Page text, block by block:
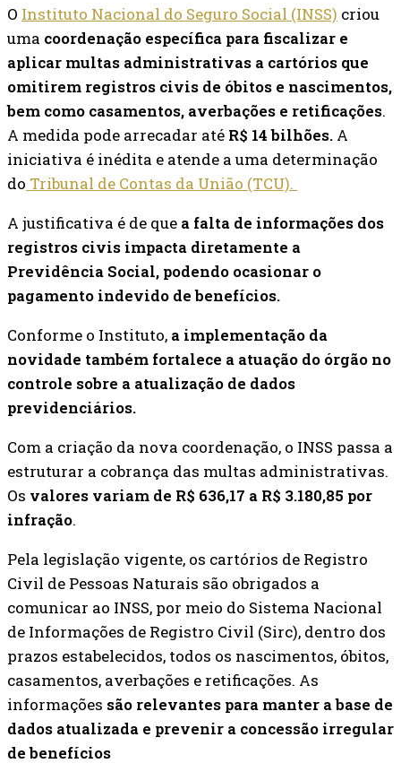
O Instituto Nacional do Seguro Social (INSS) criou
uma coordenação específica para fiscalizar e
aplicar multas administrativas a cartórios que
omitirem registros civis de óbitos e nascimentos,
bem como casamentos, averbações e retificações.
A medida pode arrecadar até R$ 14 bilhões. A
iniciativa é inédita e atende a uma determinação
do Tribunal de Contas da União (TCU).
A justificativa é de que a falta de informações dos
registros civis impacta diretamente a
Previdência Social, podendo ocasionar o
pagamento indevido de benefícios.
Conforme o Instituto, a implementação da
novidade também fortalece a atuação do órgão no
controle sobre a atualização de dados
previdenciários.
Com a criação da nova coordenação, o INSS passa a
estruturar a cobrança das multas administrativas.
Os valores variam de R$ 636,17 a R$ 3.180,85 por
infração.
Pela legislação vigente, os cartórios de Registro
Civil de Pessoas Naturais são obrigados a
comunicar ao INSS, por meio do Sistema Nacional
de Informações de Registro Civil (Sirc), dentro dos
prazos estabelecidos, todos os nascimentos, óbitos,
casamentos, averbações e retificações. As
informações são relevantes para manter a base de
dados atualizada e prevenir a concessão irregular
de benefícios